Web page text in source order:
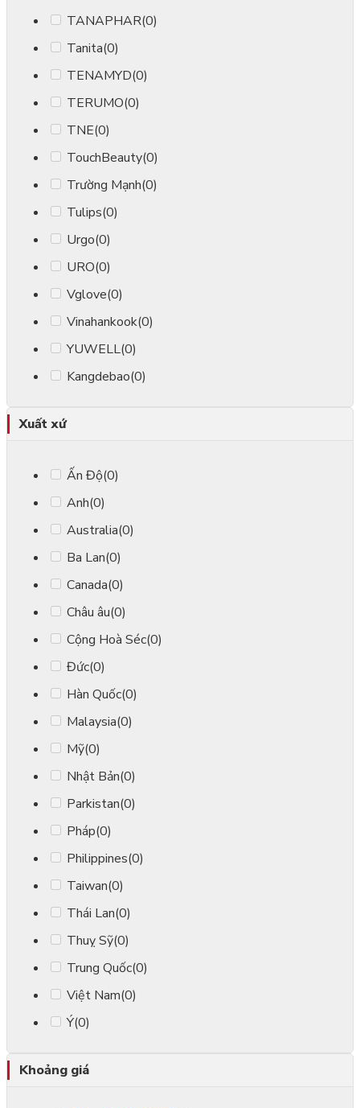
TANAPHAR(0)
Tanita(0)
TENAMYD(0)
TERUMO(0)
TNE(0)
TouchBeauty(0)
Trường Mạnh(0)
Tulips(0)
Urgo(0)
URO(0)
Vglove(0)
Vinahankook(0)
YUWELL(0)
Kangdebao(0)
Xuất xứ
Ấn Độ(0)
Anh(0)
Australia(0)
Ba Lan(0)
Canada(0)
Châu âu(0)
Cộng Hoà Séc(0)
Đức(0)
Hàn Quốc(0)
Malaysia(0)
Mỹ(0)
Nhật Bản(0)
Parkistan(0)
Pháp(0)
Philippines(0)
Taiwan(0)
Thái Lan(0)
Thuỵ Sỹ(0)
Trung Quốc(0)
Việt Nam(0)
Ý(0)
Khoảng giá